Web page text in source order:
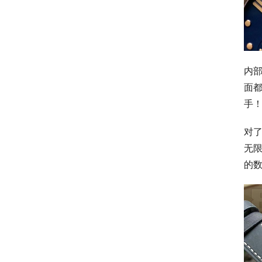
内
面
手
对
无
的